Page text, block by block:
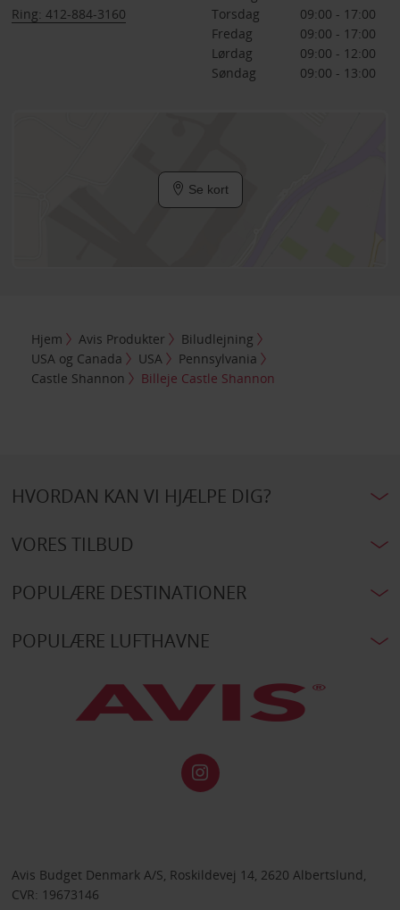
Ring: 412-884-3160
Torsdag
09:00 - 17:00
Fredag
09:00 - 17:00
Lørdag
09:00 - 12:00
Søndag
09:00 - 13:00
Se kort
Hjem Avis Produkter
Biludlejning
USA og Canada
USA
Pennsylvania
Castle Shannon
Billeje Castle Shannon
HVORDAN KAN VI HJÆLPE DIG?
VORES TILBUD
POPULÆRE DESTINATIONER
POPULÆRE LUFTHAVNE
Avis Budget Denmark A/S, Roskildevej 14, 2620 Albertslund,
CVR: 19673146